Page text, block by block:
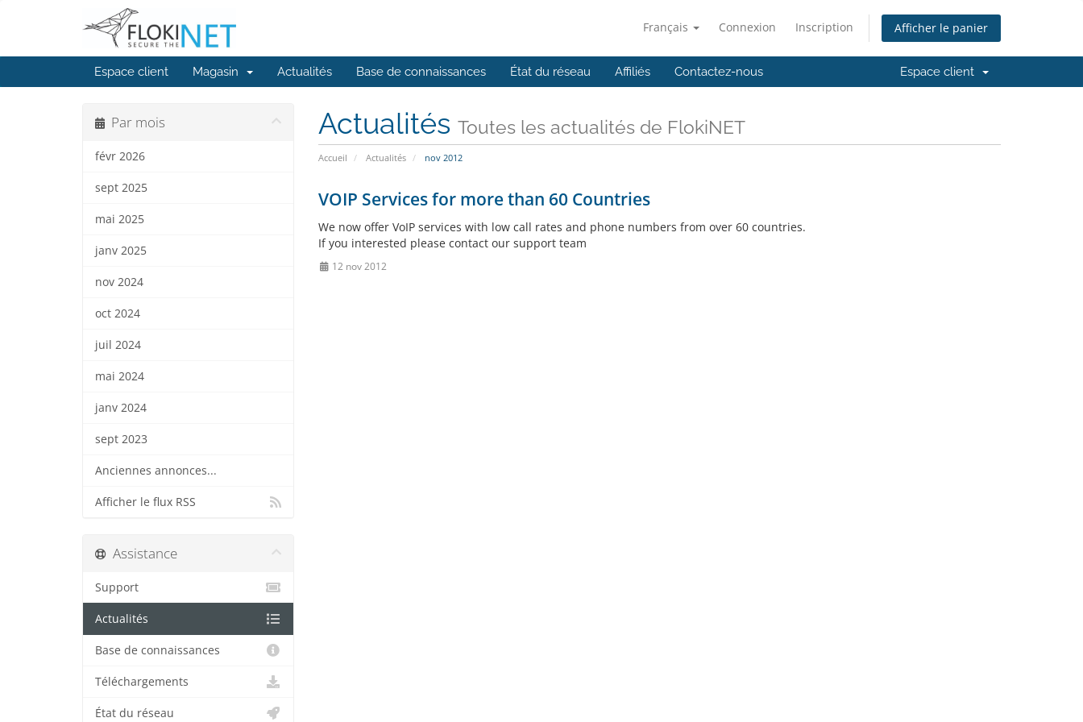
Français Connexion Inscription Afficher le panier
Espace client Magasin Actualités Base de connaissances État du réseau Affiliés Contactez-nous Espace client
Actualités Toutes les actualités de FlokiNET
Accueil Actualités nov 2012
Par mois
févr 2026
sept 2025
mai 2025
janv 2025
nov 2024
oct 2024
juil 2024
mai 2024
janv 2024
sept 2023
Anciennes annonces...
Afficher le flux RSS
VOIP Services for more than 60 Countries
We now offer VoIP services with low call rates and phone numbers from over 60 countries.
If you interested please contact our support team
12 nov 2012
Assistance
Support
Actualités
Base de connaissances
Téléchargements
État du réseau